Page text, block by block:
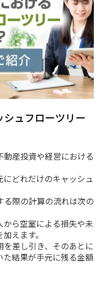
ュフローツリー
産投資や経営における
どれだけのキャッシュ
際の計算の流れは次の
ら空室による損失や未
えます。
差し引き、そのあとに
た結果が手元に残る金額